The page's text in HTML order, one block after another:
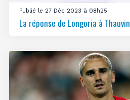
Publié le 27 Déc 2023 à 08h25
La réponse de Longoria à Thauvin